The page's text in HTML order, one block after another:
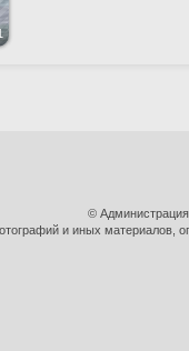
©
и иных материалов,